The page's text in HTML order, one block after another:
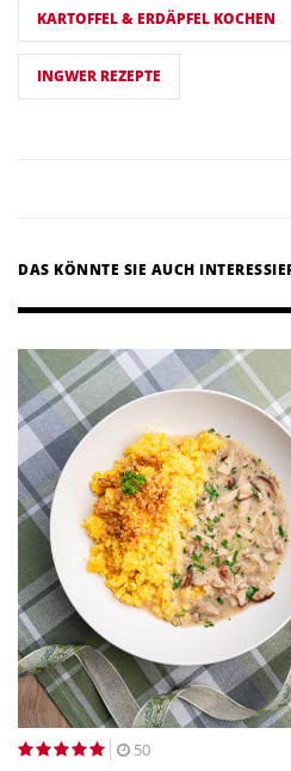
KARTOFFEL & ERDÄPFEL KOCHEN
INGWER REZEPTE
DAS KÖNNTE SIE AUCH
50